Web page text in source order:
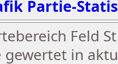
Partie-
Feld
gewertet in